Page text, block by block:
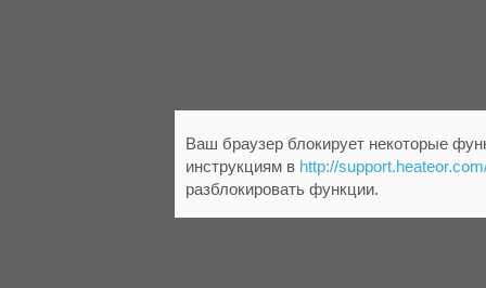
Ваш браузер блокирует некоторые
инструкциям в http://
разблокировать функции.